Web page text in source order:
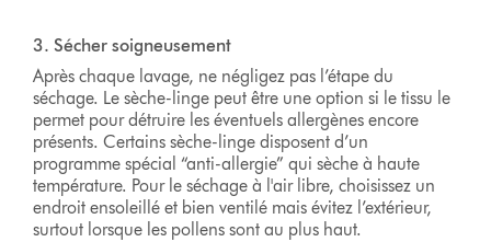
3. Sécher soigneusement
Après chaque lavage, ne négligez pas l’étape du
séchage. Le sèche-linge peut être une option si le tissu le
permet pour détruire les éventuels allergènes encore
présents. Certains sèche-linge disposent d’un
programme spécial “anti-allergie” qui sèche à haute
température. Pour le séchage à l'air libre, choisissez un
endroit ensoleillé et bien ventilé mais évitez l’extérieur,
surtout lorsque les pollens sont au plus haut.